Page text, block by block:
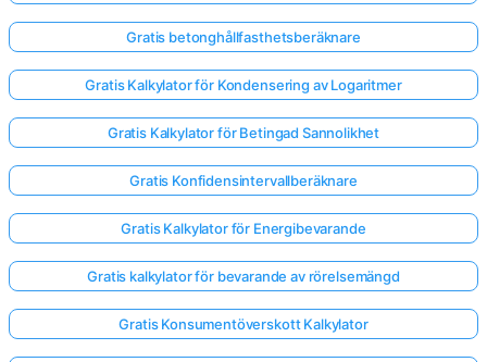
Gratis betonghållfasthetsberäknare
Gratis Kalkylator för Kondensering av Logaritmer
Gratis Kalkylator för Betingad Sannolikhet
Gratis Konfidensintervallberäknare
Gratis Kalkylator för Energibevarande
Gratis kalkylator för bevarande av rörelsemängd
Gratis Konsumentöverskott Kalkylator